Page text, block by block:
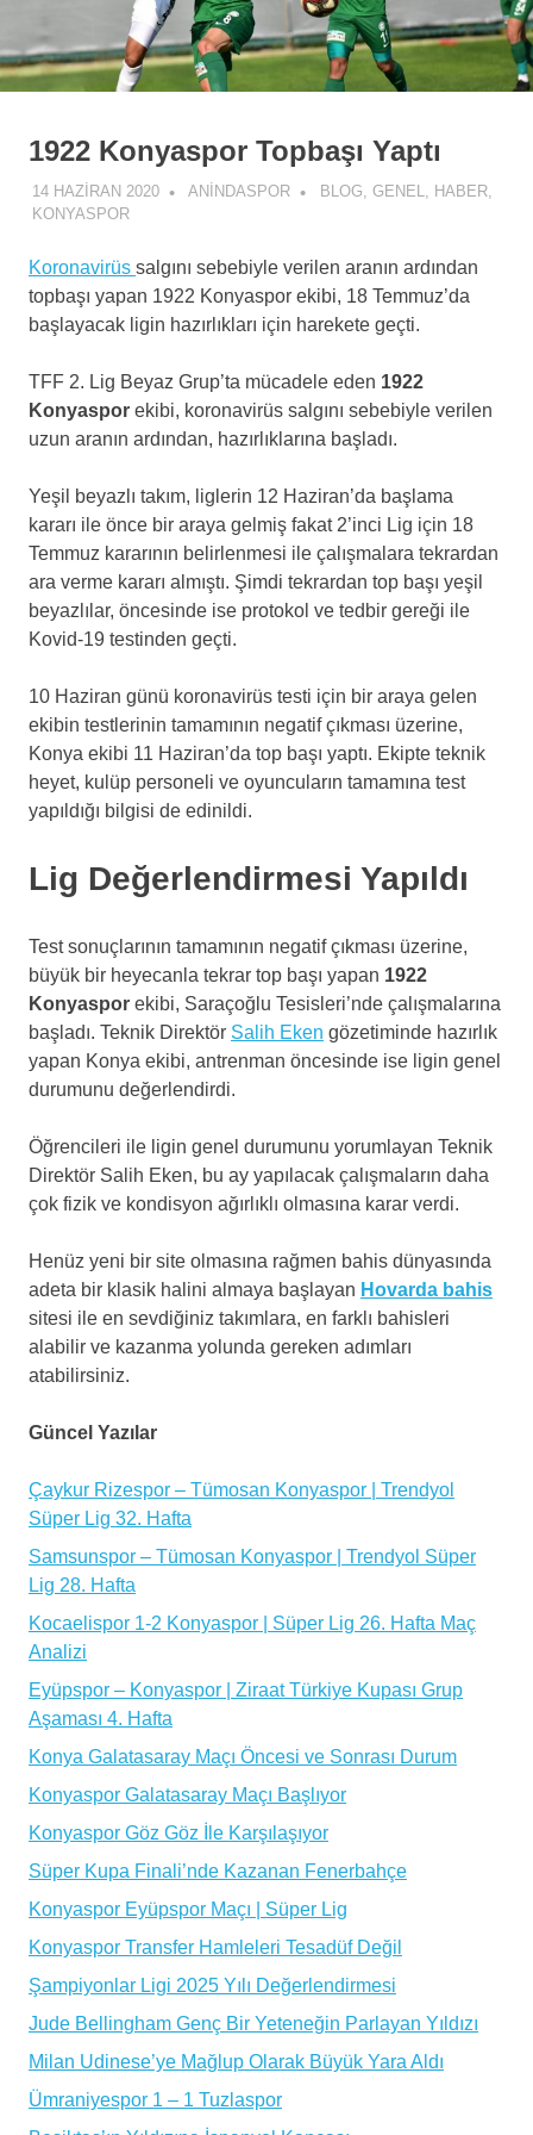
1922 Konyaspor Topbaşı Yaptı
14 HAZIRAN 2020 ANINDASPOR BLOG, GENEL, HABER,
KONYASPOR
Koronavirüs salgını sebebiyle verilen aranın ardından
topbaşı yapan 1922 Konyaspor ekibi, 18 Temmuz’da
başlayacak ligin hazırlıkları için harekete geçti.
TFF 2. Lig Beyaz Grup’ta mücadele eden 1922
Konyaspor ekibi, koronavirüs salgını sebebiyle verilen
uzun aranın ardından, hazırlıklarına başladı.
Yeşil beyazlı takım, liglerin 12 Haziran’da başlama
kararı ile önce bir araya gelmiş fakat 2’inci Lig için 18
Temmuz kararının belirlenmesi ile çalışmalara tekrardan
ara verme kararı almıştı. Şimdi tekrardan top başı yeşil
beyazlılar, öncesinde ise protokol ve tedbir gereği ile
Kovid-19 testinden geçti.
10 Haziran günü koronavirüs testi için bir araya gelen
ekibin testlerinin tamamının negatif çıkması üzerine,
Konya ekibi 11 Haziran’da top başı yaptı. Ekipte teknik
heyet, kulüp personeli ve oyuncuların tamamına test
yapıldığı bilgisi de edinildi.
Lig Değerlendirmesi Yapıldı
Test sonuçlarının tamamının negatif çıkması üzerine,
büyük bir heyecanla tekrar top başı yapan 1922
Konyaspor ekibi, Saraçoğlu Tesisleri’nde çalışmalarına
başladı. Teknik Direktör Salih Eken gözetiminde hazırlık
yapan Konya ekibi, antrenman öncesinde ise ligin genel
durumunu değerlendirdi.
Öğrencileri ile ligin genel durumunu yorumlayan Teknik
Direktör Salih Eken, bu ay yapılacak çalışmaların daha
çok fizik ve kondisyon ağırlıklı olmasına karar verdi.
Henüz yeni bir site olmasına rağmen bahis dünyasında
adeta bir klasik halini almaya başlayan Hovarda bahis
sitesi ile en sevdiğiniz takımlara, en farklı bahisleri
alabilir ve kazanma yolunda gereken adımları
atabilirsiniz.
Güncel Yazılar
Çaykur Rizespor – Tümosan Konyaspor | Trendyol
Süper Lig 32. Hafta
Samsunspor – Tümosan Konyaspor | Trendyol Süper
Lig 28. Hafta
Kocaelispor 1-2 Konyaspor | Süper Lig 26. Hafta Maç
Analizi
Eyüpspor – Konyaspor | Ziraat Türkiye Kupası Grup
Aşaması 4. Hafta
Konya Galatasaray Maçı Öncesi ve Sonrası Durum
Konyaspor Galatasaray Maçı Başlıyor
Konyaspor Göz Göz İle Karşılaşıyor
Süper Kupa Finali’nde Kazanan Fenerbahçe
Konyaspor Eyüpspor Maçı | Süper Lig
Konyaspor Transfer Hamleleri Tesadüf Değil
Şampiyonlar Ligi 2025 Yılı Değerlendirmesi
Jude Bellingham Genç Bir Yeteneğin Parlayan Yıldızı
Milan Udinese’ye Mağlup Olarak Büyük Yara Aldı
Ümraniyespor 1 – 1 Tuzlaspor